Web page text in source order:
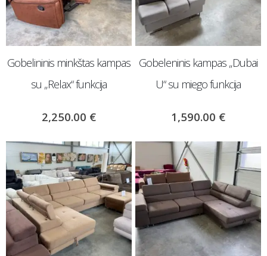
Gobelininis minkštas kampas
su „Relax“ funkcija
2,250.00 €
Gobeleninis kampas „Dubai
U“ su miego funkcija
1,590.00 €